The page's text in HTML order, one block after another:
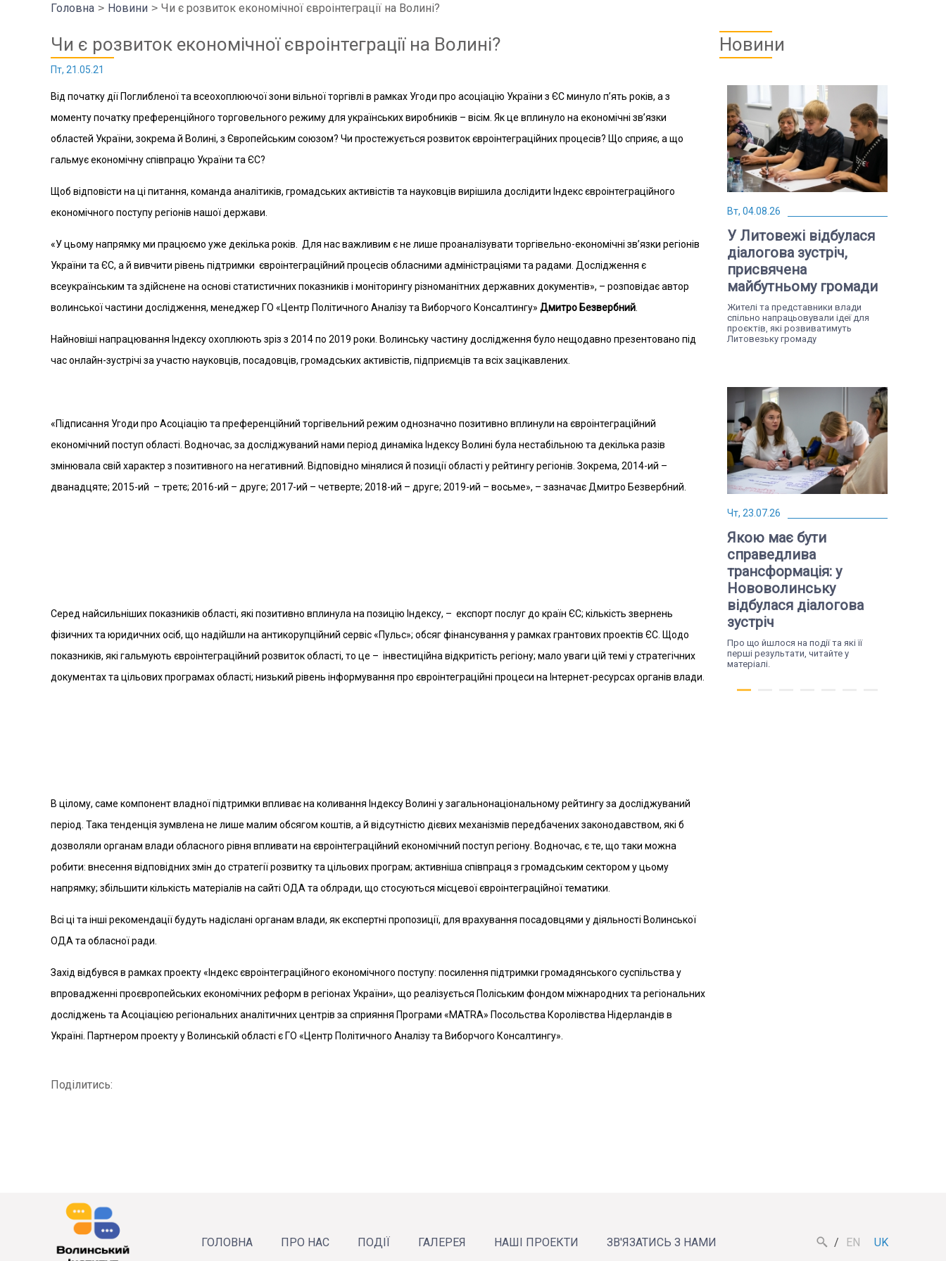
Головна Новини Чи є розвиток економічної євроінтеграції на Волині?
Чи є розвиток економічної євроінтеграції на Волині?
Пт, 21.05.21
Від початку дії Поглибленої та всеохоплюючої зони вільної торгівлі в рамках Угоди про асоціацію України з ЄС минуло п’ять років, а з
моменту початку преференційного торговельного режиму для українських виробників – вісім. Як це вплинуло на економічні зв’язки
областей України, зокрема й Волині, з Європейським союзом? Чи простежується розвиток євроінтеграційних процесів? Що сприяє, а що
гальмує економічну співпрацю України та ЄС?
Щоб відповісти на ці питання, команда аналітиків, громадських активістів та науковців вирішила дослідити Індекс євроінтеграційного
економічного поступу регіонів нашої держави.
«У цьому напрямку ми працюємо уже декілька років. Для нас важливим є не лише проаналізувати торгівельно-економічні зв’язки регіонів
України та ЄС, а й вивчити рівень підтримки євроінтеграційний процесів обласними адміністраціями та радами. Дослідження є
всеукраїнським та здійснене на основі статистичних показників і моніторингу різноманітних державних документів», – розповідає автор
волинської частини дослідження, менеджер ГО «Центр Політичного Аналізу та Виборчого Консалтингу» Дмитро Безвербний
Найновіші напрацювання Індексу охоплюють зріз з 2014 по 2019 роки. Волинську частину дослідження було нещодавно презентовано під
час онлайн-зустрічі за участю науковців, посадовців, громадських активістів, підприємців та всіх зацікавлених.
«Підписання Угоди про Асоціацію та преференційний торгівельний режим однозначно позитивно вплинули на євроінтеграційний
економічний поступ області. Водночас, за досліджуваний нами період динаміка Індексу Волині була нестабільною та декілька разів
змінювала свій характер з позитивного на негативний. Відповідно мінялися й позиції області у рейтингу регіонів. Зокрема, 2014-ий –
дванадцяте; 2015-ий – третє; 2016-ий – друге; 2017-ий – четверте; 2018-ий – друге; 2019-ий – восьме», – зазначає Дмитро Безвербний.
Серед найсильніших показників області, які позитивно вплинула на позицію Індексу, – експорт послуг до країн ЄС; кількість звернень
фізичних та юридичних осіб, що надійшли на антикорупційний сервіс «Пульс»; обсяг фінансування у рамках грантових проектів ЄС. Щодо
показників, які гальмують євроінтеграційний розвиток області, то це – інвестиційна відкритість регіону; мало уваги цій темі у стратегічних
документах та цільових програмах області; низький рівень інформування про євроінтеграційні процеси на Інтернет-ресурсах органів влади.
В цілому, саме компонент владної підтримки впливає на коливання Індексу Волині у загальнонаціональному рейтингу за досліджуваний
період. Така тенденція зумвлена не лише малим обсягом коштів, а й відсутністю дієвих механізмів передбачених законодавством, які б
дозволяли органам влади обласного рівня впливати на євроінтеграційний економічний поступ регіону. Водночас, є те, що таки можна
робити: внесення відповідних змін до стратегії розвитку та цільових програм; активніша співпраця з громадським сектором у цьому
напрямку; збільшити кількість матеріалів на сайті ОДА та облради, що стосуються місцевої євроінтеграційної тематики.
Всі ці та інші рекомендації будуть надіслані органам влади, як експертні пропозиції, для врахування посадовцями у діяльності Волинської
ОДА та обласної ради.
Захід відбувся в рамках проекту «Індекс євроінтеграційного економічного поступу: посилення підтримки громадянського суспільства у
впровадженні проєвропейських економічних реформ в регіонах України», що реалізується Поліським фондом міжнародних та регіональних
досліджень та Асоціацією регіональних аналітичних центрів за сприяння Програми «МАТRA» Посольства Королівства Нідерландів в
Україні. Партнером проекту у Волинській області є ГО «Центр Політичного Аналізу та Виборчого Консалтингу».
Поділитись:
Новини
Вт, 04.08.26
У Литовежі відбулася
діалогова зустріч,
присвячена
майбутньому громади
Жителі та представники влади
спільно напрацьовували ідеї для
проєктів, які розвиватимуть
Литовезьку громаду
Чт, 23.07.26
Якою має бути
справедлива
трансформація: у
Нововолинську
відбулася діалогова
зустріч
Про що йшлося на події та які її
перші результати, читайте у
матеріалі.
громадянського
ГОЛОВНА ПРО НАС ПОДІЇ ГАЛЕРЕЯ НАШІ ПРОЕКТИ ЗВ'ЯЗАТИСЬ З НАМИ EN UK